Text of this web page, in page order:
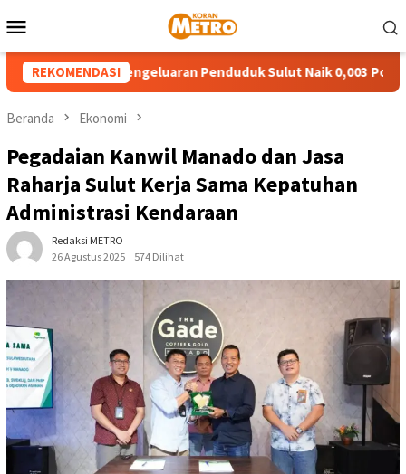
ke
Mobile
REKOMENDASI
Pengeluaran Penduduk Sulut Naik 0,003 Poin
Beranda Ekonomi
Pegadaian Kanwil Manado dan Jasa
Raharja Sulut Kerja Sama Kepatuhan
Administrasi Kendaraan
Redaksi METRO
26 Agustus 2025
574 Dilihat